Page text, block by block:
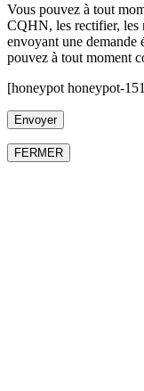
Vous pouvez à tout
CQHN, les rectifier, les
envoyant une demande
pouvez à tout moment
[honeypot honeypot-
FERMER